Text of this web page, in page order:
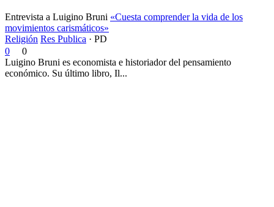
Entrevista a Luigino Bruni «Cuesta comprender la vida de los
movimientos carismáticos»
Religión Res Publica · PD
0
0
Luigino Bruni es economista e historiador del pensamiento
económico. Su último libro, Il...